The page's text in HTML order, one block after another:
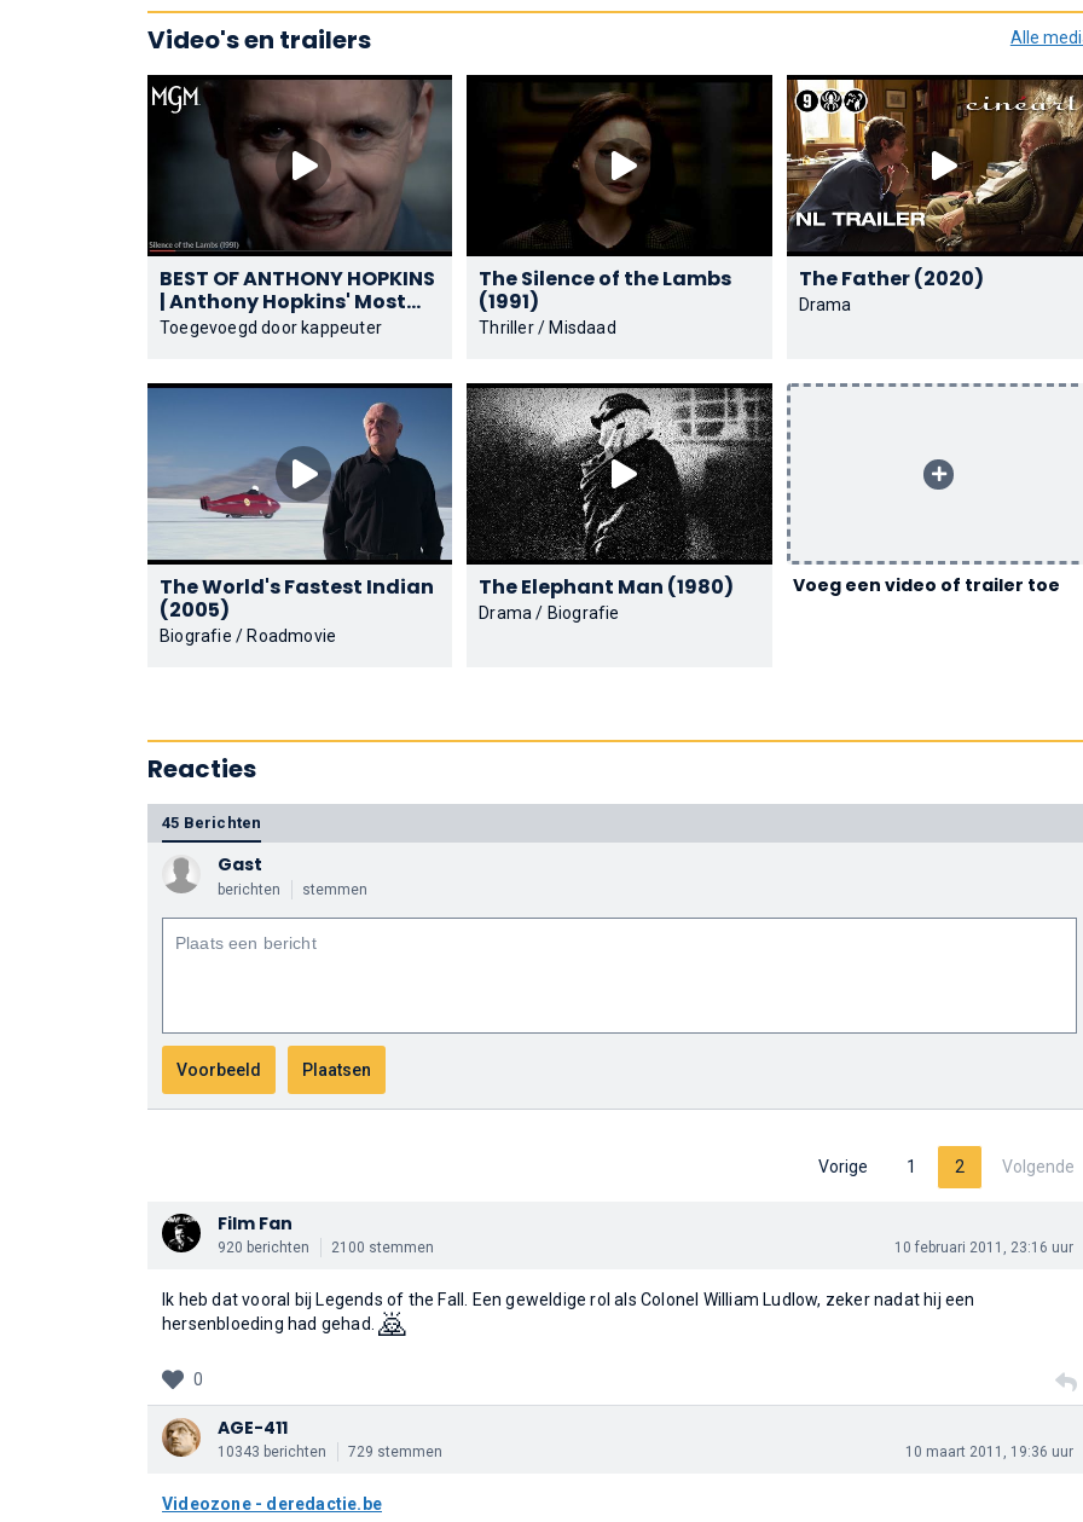
Video's en trailers Alle
BEST OF ANTHONY HOPKINS
| Anthony Hopkins' Most
Chilling Moments | MGM
Toegevoegd door kappeuter
The Silence of the Lambs
(1991)
Thriller / Misdaad
The Father (2020)
Drama
The World's Fastest Indian
(2005)
Biografie / Roadmovie
The Elephant Man (1980)
Drama / Biografie
Voeg een video of trailer toe
Reacties
45 Berichten
Gast
berichten stemmen
Vorige 1 2 Volgende
Film Fan
920 berichten 2100 stemmen 10 februari 2011, 23:16 uur
Ik heb dat vooral bij Legends of the Fall. Een geweldige rol als Colonel William Ludlow, zeker nadat hij een
hersenbloeding had gehad. 🙇
0
AGE-411
10343 berichten 729 stemmen 10 maart 2011, 19:36 uur
Videozone - deredactie.be